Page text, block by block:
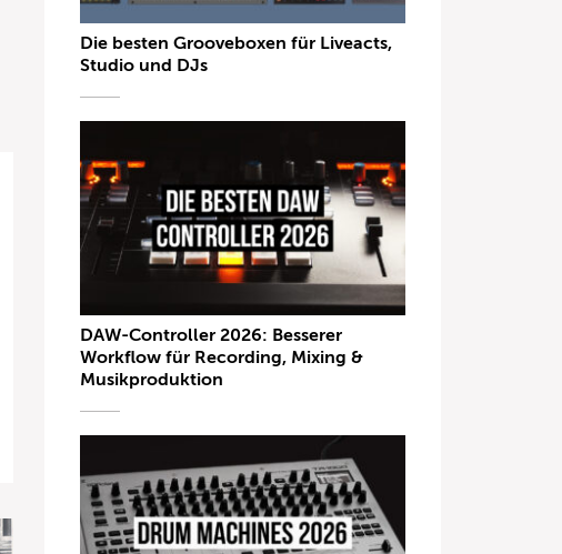
Die besten Grooveboxen für Liveacts,
Studio und DJs
DAW-Controller 2026: Besserer
Workflow für Recording, Mixing &
Musikproduktion